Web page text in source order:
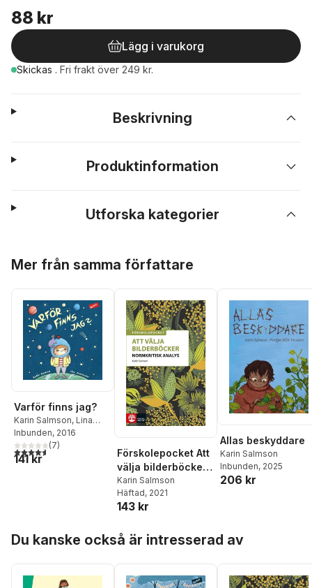
88 kr
Lägg i varukorg
Skickas . Fri frakt över 249 kr.
Beskrivning
Produktinformation
Utforska kategorier
Mer från samma författare
Varför finns jag?
Karin Salmson, Lina
Sandquist
Inbunden, 2016
4,6utav 5 stjärnor. Totalt antal röster:
(7)
141 kr
Förskolepocket Att
välja bilderböcker :
Normkritisk analys
Karin Salmson
Häftad, 2021
143 kr
Allas beskyddare
Karin Salmson
Inbunden, 2025
206 kr
Du kanske också är intresserad av